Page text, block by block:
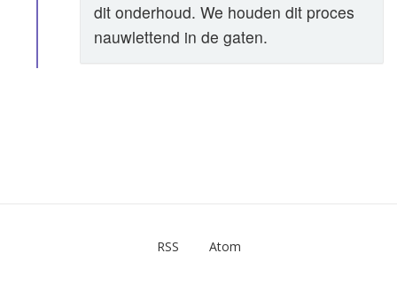
dit onderhoud. We houden dit proces
nauwlettend in de gaten.
RSS Atom